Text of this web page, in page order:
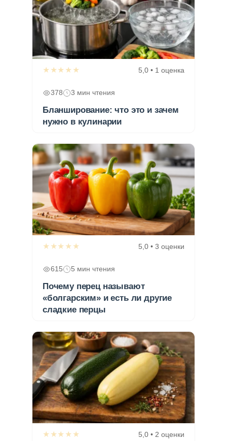
★★★★★ 5,0 • 1 оценка
378 3 мин чтения
Бланширование: что это и зачем
нужно в кулинарии
★★★★★ 5,0 • 3 оценки
615 5 мин чтения
Почему перец называют
«болгарским» и есть ли другие
сладкие перцы
★★★★★ 5,0 • 2 оценки